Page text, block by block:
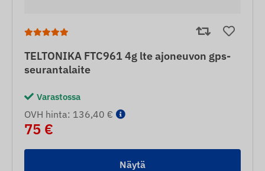
TELTONIKA FTC961 4g lte ajoneuvon gps-
seurantalaite
Varastossa
OVH hinta: 136,40 €
75 €
Näytä